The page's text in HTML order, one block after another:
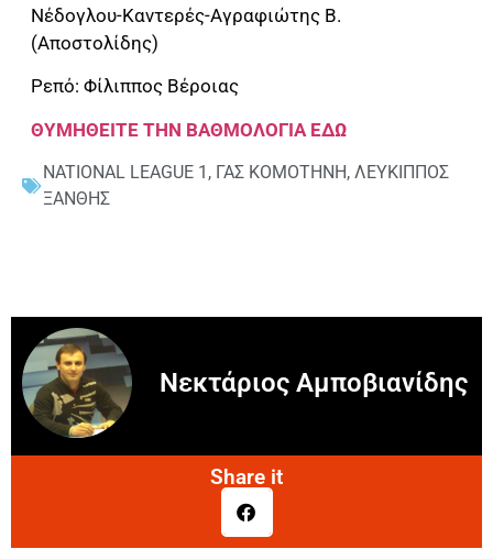
Νέδογλου-Καντερές-Αγραφιώτης Β.
(Αποστολίδης)
Ρεπό: Φίλιππος Βέροιας
ΘΥΜΗΘΕΙΤΕ ΤΗΝ ΒΑΘΜΟΛΟΓΙΑ ΕΔΩ
NATIONAL LEAGUE 1 , ΓΑΣ ΚΟΜΟΤΗΝΗ, ΛΕΥΚΙΠΠΟΣ
ΞΑΝΘΗΣ
Νεκτάριος Αμποβιανίδης
Share it